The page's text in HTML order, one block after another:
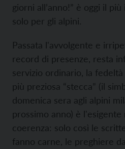
giorni all’anno!” è oggi il
solo per gli alpini.
Passata l'avvolgente e
record di presenze, resta
servizio ordinario, la
più preziosa “stecca” (il
domenica sera agli alpini
prossimo anno) è l'esigente
coerenza: solo così le
fanno carne, le preghiere